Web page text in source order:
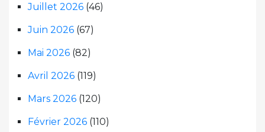
Juillet 2026 (46)
Juin 2026 (67)
Mai 2026 (82)
Avril 2026 (119)
Mars 2026 (120)
Février 2026 (110)